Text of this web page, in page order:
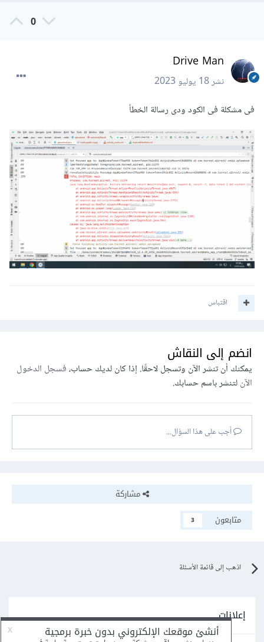
0
Drive Man
نشر18 يوليو 2023
فى مشكلة فى الكود ودى رسالة الخطأ
اقتباس
انضم إلى النقاش
يمكنك أن تنشر الآن وتسجل لاحقًا. إذا كان لديك حساب،فسجل الدخول
الآنلتنشر باسم حسابك.
أجب على هذا السؤال...
مشاركة
متابعون
3
اذهب إلى قائمة الأسئلة
إعلانات